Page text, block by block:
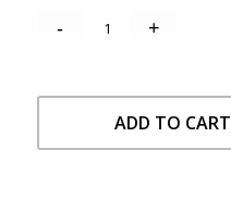
ADD TO CART